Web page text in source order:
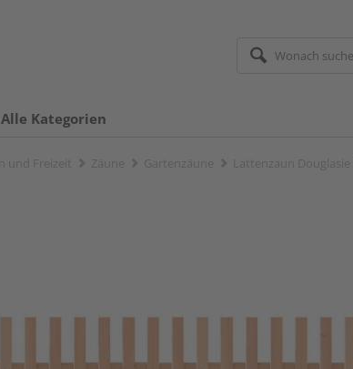
Alle Kategorien